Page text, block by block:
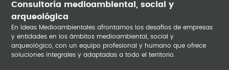
Consultoría medioambiental, social y
arqueológica
En Ideas Medioambientales afrontamos los desafíos de empresas
y entidades en los ámbitos medioambiental, social y
arqueológico, con un equipo profesional y humano que ofrece
soluciones integrales y adaptadas a todo el territorio.